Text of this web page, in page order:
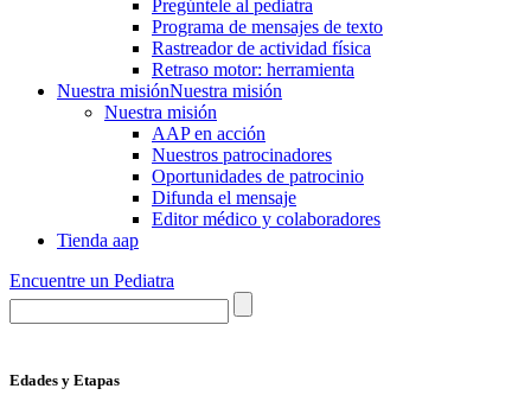
Pregúntele al pediatra
Programa de mensajes de texto
Rastre​​ador de activida​d física
Retraso motor: herramienta
Nuestra misiónNuestra misión
Nuestra misión
AAP en acción
Nuestros patrocinadores
Oportunidades de patrocinio
Difunda el mensaje
Editor médico y colaboradores
Tienda aap
Encuentre un Pediatra
Edades y Etapas